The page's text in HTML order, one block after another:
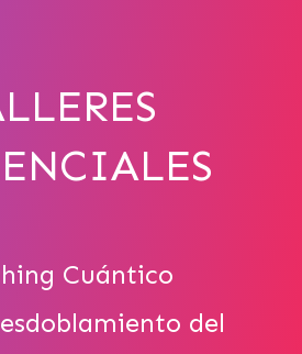
Cuántico
del